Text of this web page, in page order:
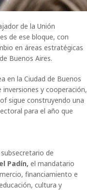
de la Unión
de ese bloque, con
en áreas estratégicas
Buenos Aires.
en la Ciudad de Buenos
y cooperación,
sigue construyendo una
para el año que
de
Padín, el mandatario
financiamiento e
cultura y